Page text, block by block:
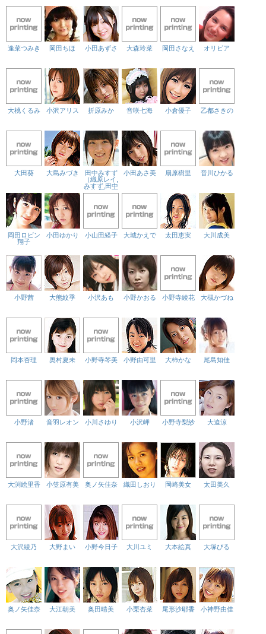
逢菜つみき 岡田ちほ 小田あずさ 大森玲菜 岡田さなえ オリビア
大桃くるみ 小沢アリス 折原みか 音咲七海 小倉優子 乙都さきの
大田葵 大島みづき
田中みすず
（織原レイ,
みすず,田中
美鈴,野口百
小田あさ美 扇原樹里 音川ひかる
岡田ロビン
翔子
小田ゆかり 小山田経子 大城かえで 太田恵実 大川成美
小野茜 大熊紋季 小沢あも 小野かおる 小野寺綾花 大槻かづね
岡本杏理 奥村夏未 小野寺琴美 小野由可里 大柿かな 尾島知佳
小野渚 音羽レオン 小川さゆり 小沢岬 小野寺梨紗 大迫涼
大渕絵里香 小笠原有美 奥ノ矢佳奈 織田しおり 岡崎美女 太田美久
大沢綾乃 大野まい 小野今日子 大川ユミ 大本絵真 大塚びる
奥ノ矢佳奈 大江朝美 奥田晴美 小栗杏菜 尾形沙耶香 小神野由佳